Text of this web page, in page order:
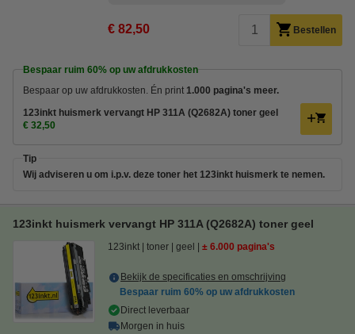
€ 82,50 Bestellen
Bespaar ruim 60% op uw afdrukkosten
Bespaar op uw afdrukkosten. Én print 1.000 pagina's meer.
123inkt huismerk vervangt HP 311A (Q2682A) toner geel
€ 32,50
Tip
Wij adviseren u om i.p.v. deze toner het 123inkt huismerk te nemen.
123inkt huismerk vervangt HP 311A (Q2682A) toner geel
123inkt toner geel ± 6.000 pagina's
Bekijk de specificaties en omschrijving
Bespaar ruim 60% op uw afdrukkosten
Direct leverbaar
Morgen in huis